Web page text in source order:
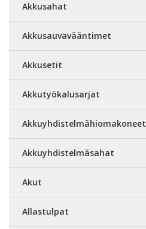
Akkusahat
Akkusauvavääntimet
Akkusetit
Akkutyökalusarjat
Akkuyhdistelmähiomakoneet
Akkuyhdistelmäsahat
Akut
Allastulpat